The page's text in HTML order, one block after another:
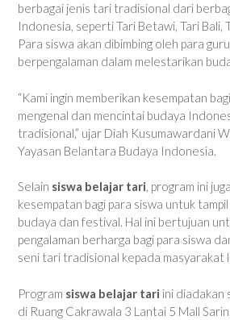
berbagai jenis tari tradisional dari
Indonesia, seperti Tari Betawi, Tari Bali,
Para siswa akan dibimbing oleh para
berpengalaman dalam melestarikan
“Kami ingin memberikan kesempatan
mengenal dan mencintai budaya
tradisional,” ujar Diah Kusumawardani
Yayasan Belantara Budaya Indonesia.
Selain siswa belajar tari, program ini
kesempatan bagi para siswa untuk
budaya dan festival. Hal ini bertujuan
pengalaman berharga bagi para siswa
seni tari tradisional kepada masyarakat
Program siswa belajar tari ini diadakan
di Ruang Cakrawala 3 Lantai 5 Mall